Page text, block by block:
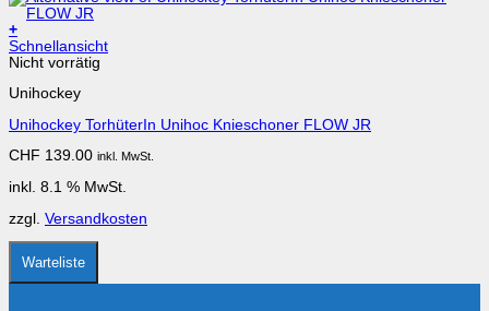
+
Schnellansicht
Nicht vorrätig
Unihockey
Unihockey TorhüterIn Unihoc Knieschoner FLOW JR
CHF 139.00 inkl. MwSt.
inkl. 8.1 % MwSt.
zzgl. Versandkosten
Warteliste